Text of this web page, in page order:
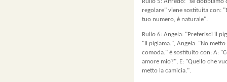
Rullo 5: Alfredo: "se dobbiamo
regolare" viene sostituita con:
tuo numero, è naturale".
Rullo 6: Angela: "Preferisci il
"Il pigiama.", Angela: "No
comoda." è sostituito con: A:
amore mio?", E: "Quello che
metto la camicia.".